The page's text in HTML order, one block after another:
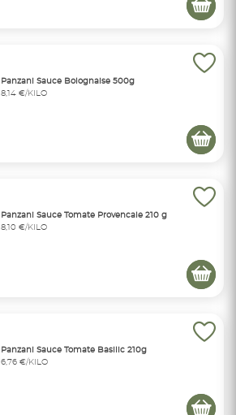
Panzani Sauce Bolognaise 500g
8,14 €/KILO
Panzani Sauce Tomate Provencale 210 g
8,10 €/KILO
Panzani Sauce Tomate Basilic 210g
6,76 €/KILO